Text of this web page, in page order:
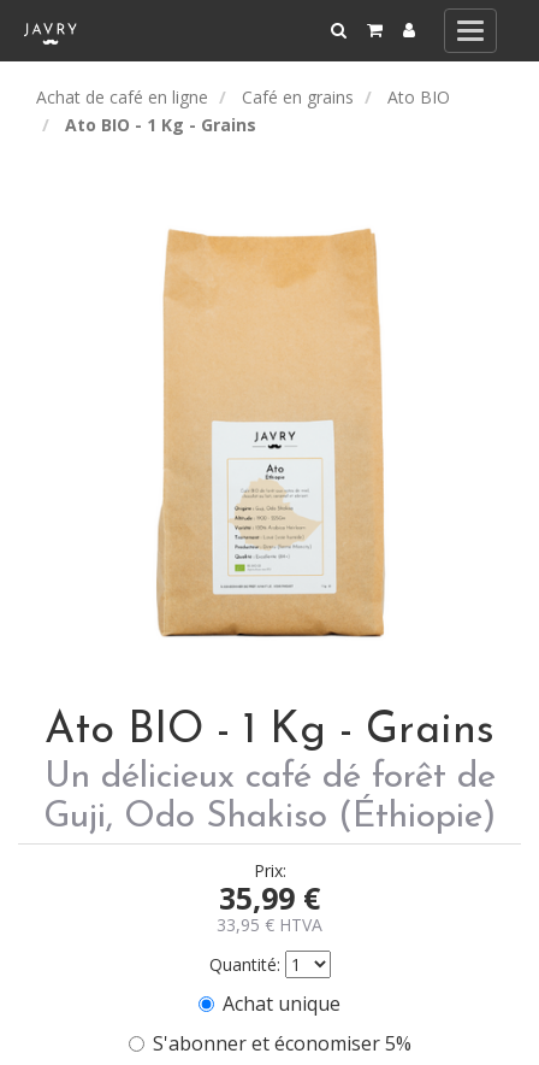
Toggle
Achat de café en ligne
Café en grains
Ato BIO
Ato BIO - 1 Kg - Grains
Ato BIO - 1 Kg - Grains
Un délicieux café dé forêt de
Guji, Odo Shakiso (Éthiopie)
Prix:
35,99 €
33,95 € HTVA
Quantité:
Achat unique
S'abonner et économiser 5%